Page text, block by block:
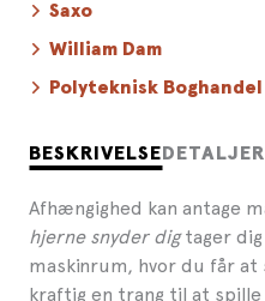
BESKRIVELSE DETALJER
Afhængighed kan antage
hjerne snyder digtager dig
maskinrum, hvor du får at
kraftig en trang til at spille
Saxo
William Dam
Polyteknisk Boghandel